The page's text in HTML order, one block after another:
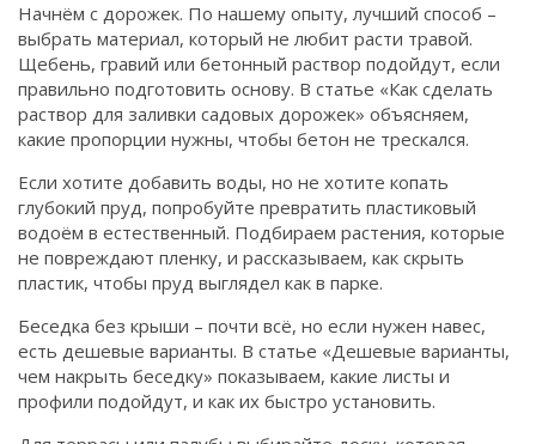
Начнём с дорожек. По нашему опыту, лучший способ –
выбрать материал, который не любит расти травой.
Щебень, гравий или бетонный раствор подойдут, если
правильно подготовить основу. В статье «Как сделать
раствор для заливки садовых дорожек» объясняем,
какие пропорции нужны, чтобы бетон не трескался.
Если хотите добавить воды, но не хотите копать
глубокий пруд, попробуйте превратить пластиковый
водоём в естественный. Подбираем растения, которые
не повреждают пленку, и рассказываем, как скрыть
пластик, чтобы пруд выглядел как в парке.
Беседка без крыши – почти всё, но если нужен навес,
есть дешевые варианты. В статье «Дешевые варианты,
чем накрыть беседку» показываем, какие листы и
профили подойдут, и как их быстро установить.